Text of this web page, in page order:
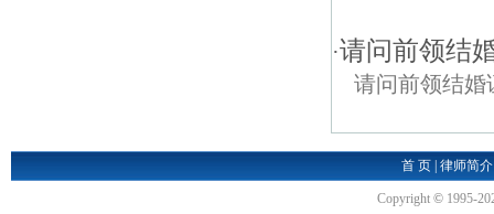
·请问前领结
请问前领结婚
首 页 |律师简介
Copyright © 1995-